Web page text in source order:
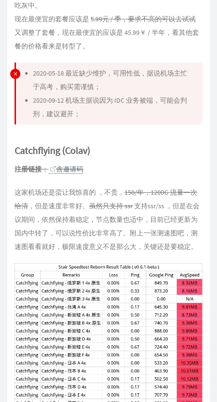
吃灰中。
现在最便宜的套餐应该是 5.99元 / 季，要求不高的可以去试试
又调整了套餐，现在最便宜的应该是 45.99￥ / 半年，看其他套
餐的价格看来是转型了。
2020-05-18 最近缺少维护，可用性低，据说机场主忙
于高考，购买需谨慎；
2020-09-12 机场主据说因为 IDC 业务被端，可能会判
刑，建议避开；
Catchflying (Colav)
注册链接： 含邀请码
这家机场还是蛮让我惊喜的 ，不贵， 150/年，1200G 流量一次
给清 ，但是速度非常好。 虽然只支持 ssr支持ssr/ss ，但是在会
议期间，依然保持着稳定，节点数量也适中，目前已经更新为
国内中转了，可以说性价比非常高了。附上一张测速图吧，测
速图看看就好，极限速度意义不是那么大，关键还是要稳定。